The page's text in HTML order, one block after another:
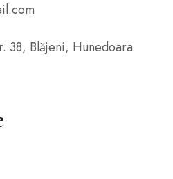
38, Blăjeni, Hunedoara